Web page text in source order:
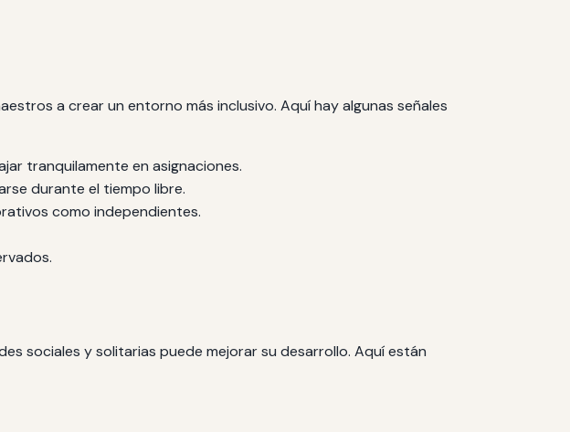
a crear un entorno más inclusivo. Aquí hay algunas señales
tranquilamente en asignaciones.
durante el tiempo libre.
como independientes.
sociales y solitarias puede mejorar su desarrollo. Aquí están